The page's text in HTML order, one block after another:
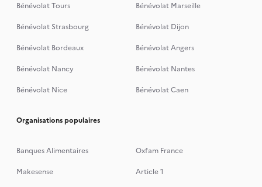
Bénévolat Tours
Bénévolat Marseille
Bénévolat Strasbourg
Bénévolat Dijon
Bénévolat Bordeaux
Bénévolat Angers
Bénévolat Nancy
Bénévolat Nantes
Bénévolat Nice
Bénévolat Caen
Organisations populaires
Banques Alimentaires
Oxfam France
Makesense
Article 1